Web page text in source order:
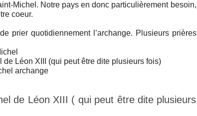
Michel. Notre pays en donc particulièrement besoin,
coeur.
prier quotidiennement l’archange. Plusieurs prières
de Léon XIII (qui peut être dite plusieurs fois)
archange
de Léon XIII ( qui peut être dite plusieurs